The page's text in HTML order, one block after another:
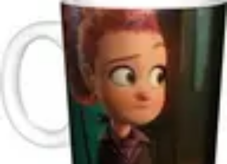
Analyse et performances
Actualités
Analyse des
performancesTendances Analyses
Basket Actu